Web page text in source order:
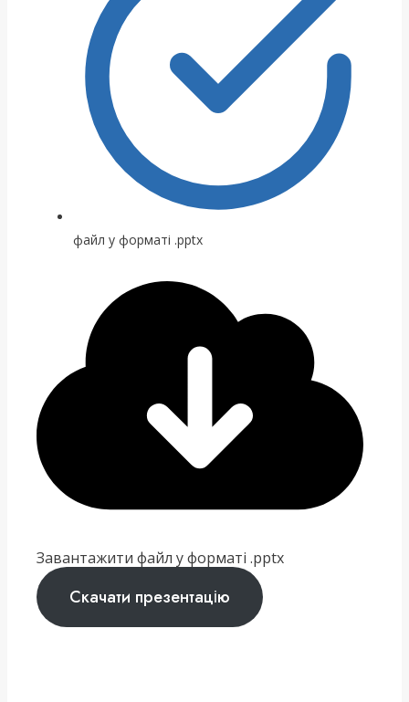
файл у форматі .pptx
Завантажити файл у форматі .pptx
Скачати презентацію